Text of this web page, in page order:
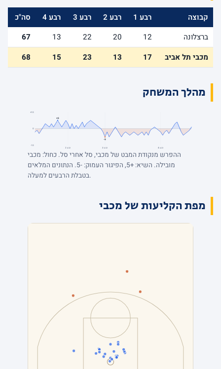
קבוצה רבע 1 רבע 2 רבע 3 רבע 4
סה"כ
ברצלונה
12
20
22
13
67
מכבי תל אביב
17
13
23
15
68
מהלך המשחק
+10
0
-10
+5
-5
רבע 2 רבע 3 רבע 4
ההפרש מנקודת המבט של מכבי, סל אחרי סל. כחול: מכבי
מובילה. השיא: +5, הפיגור העמוק: -5. הנתונים המלאים
בטבלת הרבעים למעלה.
מפת הקליעות של מכבי